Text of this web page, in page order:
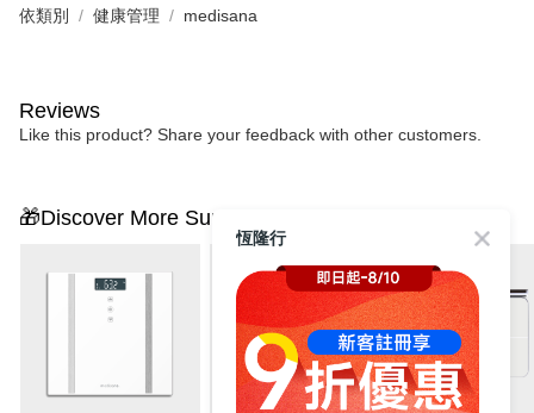
依類別 健康管理 medisana
Reviews
Like this product? Share your feedback with other customers.
🎁Discover More Surprises
恆隆行